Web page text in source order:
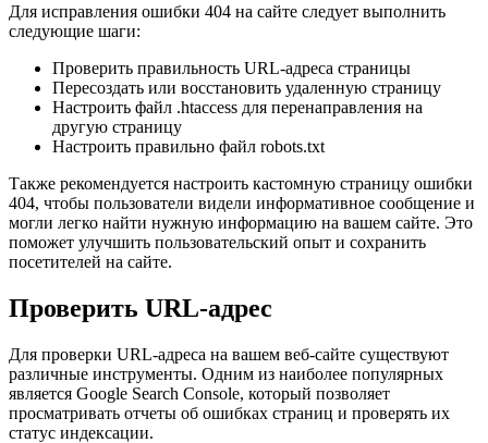
Для исправления ошибки 404 на сайте следует выполнить
следующие шаги:
Проверить правильность URL-адреса страницы
Пересоздать или восстановить удаленную страницу
Настроить файл .htaccess для перенаправления на
другую страницу
Настроить правильно файл robots.txt
Также рекомендуется настроить кастомную страницу ошибки
404, чтобы пользователи видели информативное сообщение и
могли легко найти нужную информацию на вашем сайте. Это
поможет улучшить пользовательский опыт и сохранить
посетителей на сайте.
Проверить URL-адрес
Для проверки URL-адреса на вашем веб-сайте существуют
различные инструменты. Одним из наиболее популярных
является Google Search Console, который позволяет
просматривать отчеты об ошибках страниц и проверять их
статус индексации.